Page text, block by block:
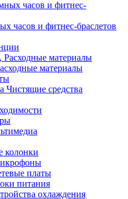
часов и фитнес-браслетов
материалы
Чистящие средства
колонки
платы
питания